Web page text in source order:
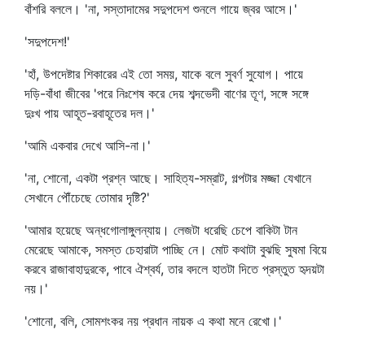
বাঁশরি বললে। 'না, সস্তাদামের সদুপদেশ শুনলে গায়ে জ্বর আসে।'
'সদুপদেশ!'
'হাঁ, উপদেষ্টার শিকারের এই তো সময়, যাকে বলে সুবর্ণ সুযোগ। পায়ে
দড়ি-বাঁধা জীবের 'পরে নিঃশেষ করে দেয় শব্দভেদী বাণের তূণ, সঙ্গে সঙ্গে
দুঃখ পায় আহূত-রবাহূতের দল।'
'আমি একবার দেখে আসি-না।'
'না, শোনো, একটা প্রশ্ন আছে। সাহিত্য-সম্রাট, গল্পটার মজ্জা যেখানে
সেখানে পৌঁচেছে তোমার দৃষ্টি?'
'আমার হয়েছে অন্ধগোলাঙ্গুলন্যায়। লেজটা ধরেছি চেপে বাকিটা টান
মেরেছে আমাকে, সমস্ত চেহারাটা পাচ্ছি নে। মোট কথাটা বুঝছি সুষমা বিয়ে
করবে রাজাবাহাদুরকে, পাবে ঐশ্বর্য, তার বদলে হাতটা দিতে প্রস্তুত হৃদয়টা
নয়।'
'শোনো, বলি, সোমশংকর নয় প্রধান নায়ক এ কথা মনে রেখো।'